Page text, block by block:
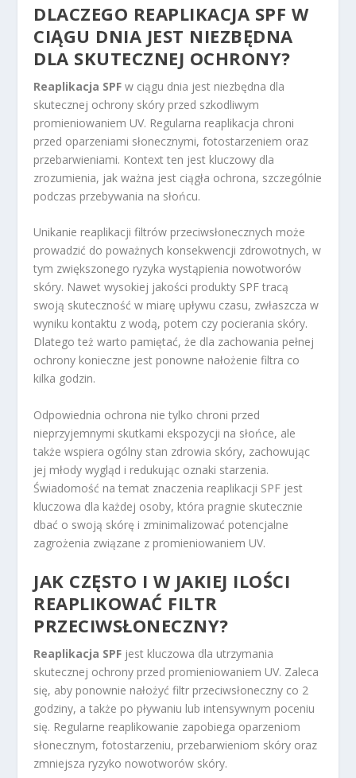
DLACZEGO REAPLIKACJA SPF W
CIĄGU DNIA JEST NIEZBĘDNA
DLA SKUTECZNEJ OCHRONY?
Reaplikacja SPF w ciągu dnia jest niezbędna dla
skutecznej ochrony skóry przed szkodliwym
promieniowaniem UV. Regularna reaplikacja chroni
przed oparzeniami słonecznymi, fotostarzeniem oraz
przebarwieniami. Kontext ten jest kluczowy dla
zrozumienia, jak ważna jest ciągła ochrona, szczególnie
podczas przebywania na słońcu.
Unikanie reaplikacji filtrów przeciwsłonecznych może
prowadzić do poważnych konsekwencji zdrowotnych, w
tym zwiększonego ryzyka wystąpienia nowotworów
skóry. Nawet wysokiej jakości produkty SPF tracą
swoją skuteczność w miarę upływu czasu, zwłaszcza w
wyniku kontaktu z wodą, potem czy pocierania skóry.
Dlatego też warto pamiętać, że dla zachowania pełnej
ochrony konieczne jest ponowne nałożenie filtra co
kilka godzin.
Odpowiednia ochrona nie tylko chroni przed
nieprzyjemnymi skutkami ekspozycji na słońce, ale
także wspiera ogólny stan zdrowia skóry, zachowując
jej młody wygląd i redukując oznaki starzenia.
Świadomość na temat znaczenia reaplikacji SPF jest
kluczowa dla każdej osoby, która pragnie skutecznie
dbać o swoją skórę i zminimalizować potencjalne
zagrożenia związane z promieniowaniem UV.
JAK CZĘSTO I W JAKIEJ ILOŚCI
REAPLIKOWAĆ FILTR
PRZECIWSŁONECZNY?
Reaplikacja SPF jest kluczowa dla utrzymania
skutecznej ochrony przed promieniowaniem UV. Zaleca
się, aby ponownie nałożyć filtr przeciwsłoneczny co 2
godziny, a także po pływaniu lub intensywnym poceniu
się. Regularne reaplikowanie zapobiega oparzeniom
słonecznym, fotostarzeniu, przebarwieniom skóry oraz
zmniejsza ryzyko nowotworów skóry.